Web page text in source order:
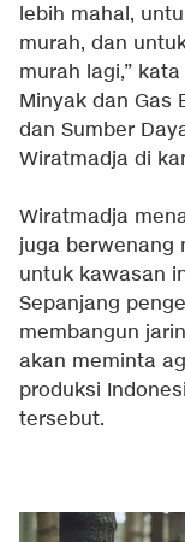
lebih mahal,
murah, dan
murah lagi,”
Minyak dan Gas
dan Sumber
Wiratmadja di
Wiratmadja
juga berwenang
untuk kawasan
Sepanjang
membangun
akan meminta
produksi
tersebut.